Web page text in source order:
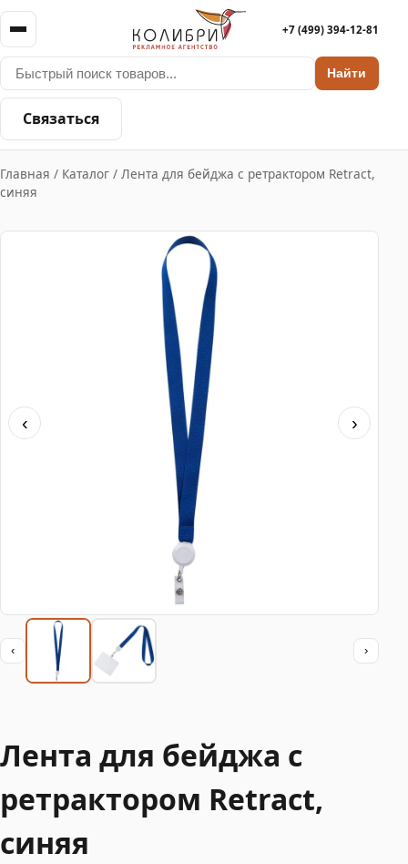
Найти
+7 (499) 394-12-81
Связаться
Главная / Каталог / Лента для бейджа с ретрактором Retract,
синяя
‹ ›
‹ ›
Лента для бейджа с
ретрактором Retract,
синяя